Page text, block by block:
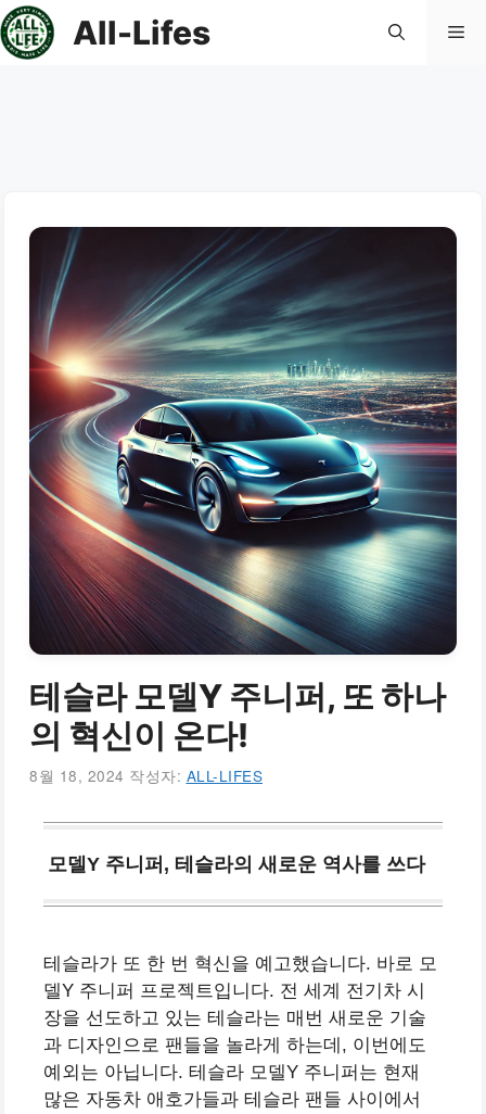
컨
텐
All-Lifes 메
테슬라 모델Y 주니퍼, 또 하나
의 혁신이 온다!
8월 18, 2024 작성자: ALL-LIFES
모델Y 주니퍼, 테슬라의 새로운 역사를 쓰다
테슬라가 또 한 번 혁신을 예고했습니다. 바로 모
델Y 주니퍼 프로젝트입니다. 전 세계 전기차 시
장을 선도하고 있는 테슬라는 매번 새로운 기술
과 디자인으로 팬들을 놀라게 하는데, 이번에도
예외는 아닙니다. 테슬라 모델Y 주니퍼는 현재
많은 자동차 애호가들과 테슬라 팬들 사이에서